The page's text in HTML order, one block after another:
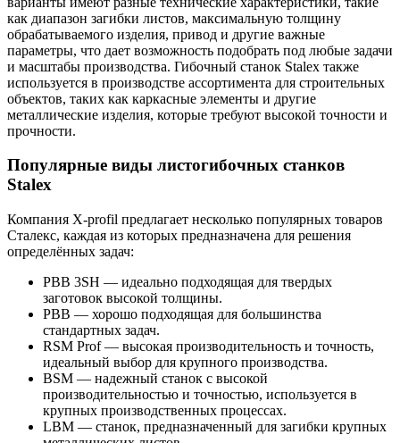
как диапазон загибки листов, максимальную толщину
обрабатываемого изделия, привод и другие важные
параметры, что дает возможность подобрать под любые задачи
и масштабы производства. Гибочный станок Stalex также
используется в производстве ассортимента для строительных
объектов, таких как каркасные элементы и другие
металлические изделия, которые требуют высокой точности и
прочности.
Популярные виды листогибочных станков
Stalex
Компания X-profil предлагает несколько популярных товаров
Сталекс, каждая из которых предназначена для решения
определённых задач:
PBB 3SH — идеально подходящая для твердых
заготовок высокой толщины.
PBB — хорошо подходящая для большинства
стандартных задач.
RSM Prof — высокая производительность и точность,
идеальный выбор для крупного производства.
BSM — надежный станок с высокой
производительностью и точностью, используется в
крупных производственных процессах.
LBM — станок, предназначенный для загибки крупных